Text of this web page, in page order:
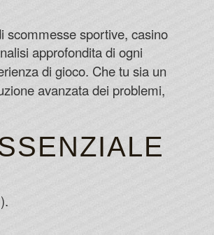
promotions on fixed days, such
scommesse sportive, casino
approfondita di ogni
di gioco. Che tu sia un
avanzata dei problemi,